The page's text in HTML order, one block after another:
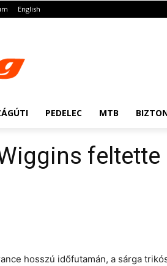
English
PEDELEC MTB
hosszú időfutamán, a sárga